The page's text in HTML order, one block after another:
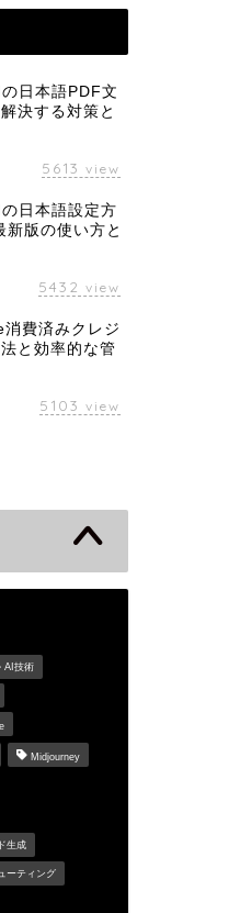
日本語PDF文
決する対策と
5613 view
日本語設定方
版の使い方と
5432 view
費済みクレジ
と効率的な管
5103 view
AI技術
Midjourney
生成
ーティング